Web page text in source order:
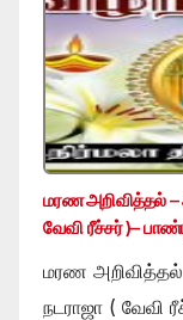
மரண அறிவித்தல் –
வேவி ரீச்சர் )–
மரண அறிவித்தல்
நடராஜா ( வேவி